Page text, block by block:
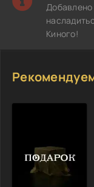
Добавлено
Киного!